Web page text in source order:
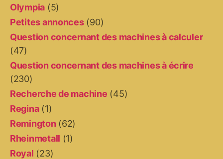
Olympia (5)
Petites annonces(90)
Question concernant des machines à calculer
(47)
Question concernant des machines à écrire
(230)
Recherche de machine (45)
Regina(1)
Remington (62)
Rheinmetall (1)
Royal (23)